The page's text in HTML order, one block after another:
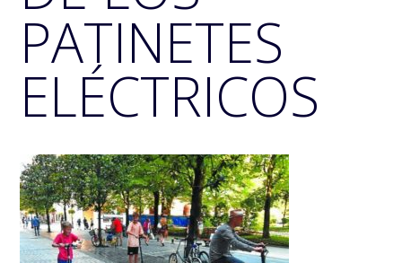
PATINETES
ELÉCTRICOS